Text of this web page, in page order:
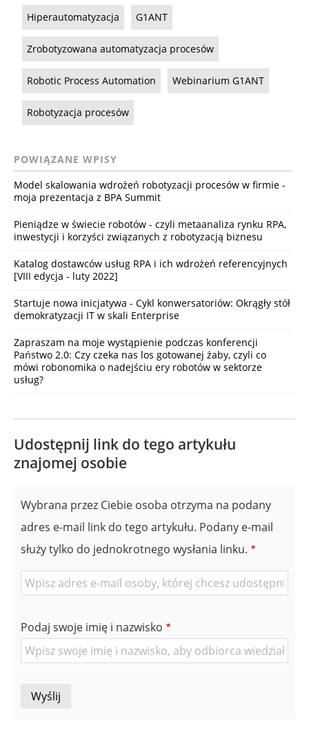
Hiperautomatyzacja G1ANT
Zrobotyzowana automatyzacja procesów
Robotic Process Automation Webinarium G1ANT
Robotyzacja procesów
POWIĄZANE WPISY
Model skalowania wdrożeń robotyzacji procesów w firmie -
moja prezentacja z BPA Summit
Pieniądze w świecie robotów - czyli metaanaliza rynku RPA,
inwestycji i korzyści związanych z robotyzacją biznesu
Katalog dostawców usług RPA i ich wdrożeń referencyjnych
[VIII edycja - luty 2022]
Startuje nowa inicjatywa - Cykl konwersatoriów: Okrągły stół
demokratyzacji IT w skali Enterprise
Zapraszam na moje wystąpienie podczas konferencji
Państwo 2.0: Czy czeka nas los gotowanej żaby, czyli co
mówi robonomika o nadejściu ery robotów w sektorze
usług?
Udostępnij link do tego artykułu
znajomej osobie
Wybrana przez Ciebie osoba otrzyma na podany
adres e-mail link do tego artykułu. Podany e-mail
służy tylko do jednokrotnego wysłania linku.
E-
znajomej
Osoby
Podaj swoje imię i nazwisko